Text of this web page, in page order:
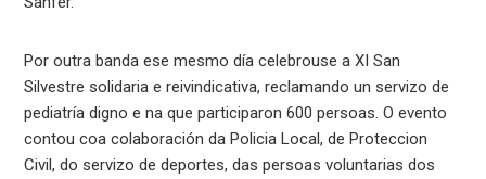
Por outra banda ese mesmo día celebrouse a XI San
Silvestre solidaria e reivindicativa, reclamando un servizo de
pediatría digno e na que participaron 600 persoas. O evento
contou coa colaboración da Policia Local, de Proteccion
Civil, do servizo de deportes, das persoas voluntarias dos